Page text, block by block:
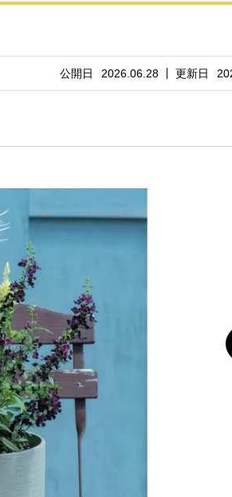
公開日 2026.06.28 更新日